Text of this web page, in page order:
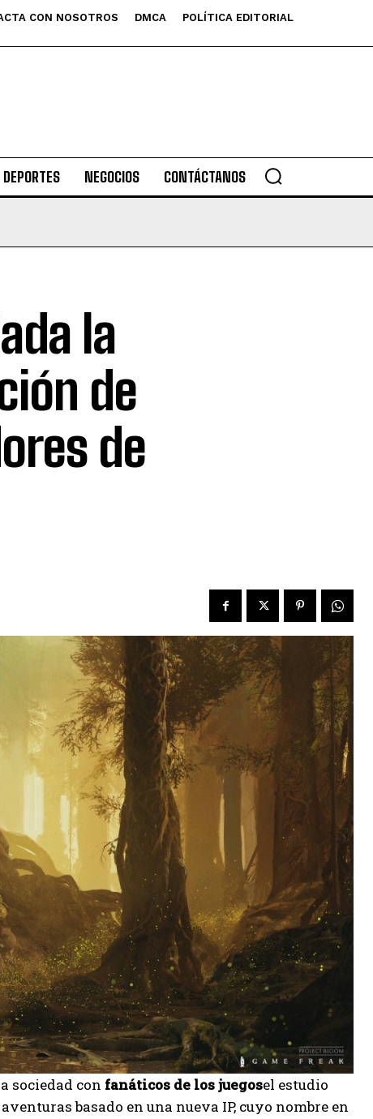
CON NOSOTROS DMCA
POLÍTICA EDITORIAL
DEPORTES NEGOCIOS CONTÁCTANOS
la
de
de
sociedad con fanáticos de los juegosel estudio
basado en una nueva IP, cuyo nombre en